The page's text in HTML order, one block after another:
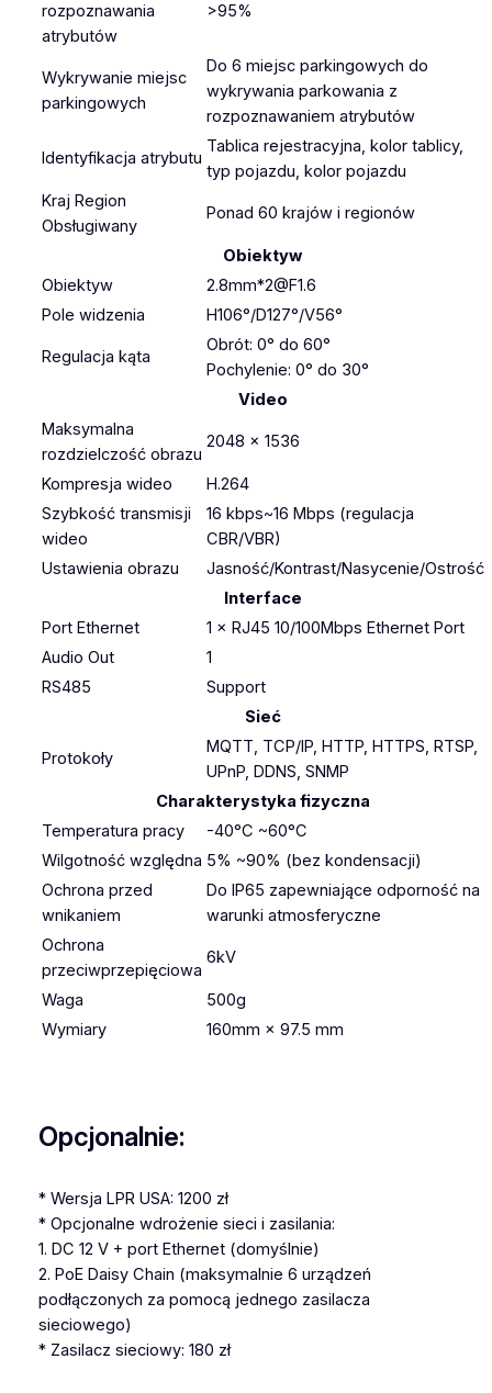
rozpoznawania
atrybutów
>95%
Wykrywanie miejsc
parkingowych
Do 6 miejsc parkingowych do
wykrywania parkowania z
rozpoznawaniem atrybutów
Identyfikacja atrybutu
Tablica rejestracyjna, kolor tablicy,
typ pojazdu, kolor pojazdu
Kraj Region
Obsługiwany
Ponad 60 krajów i regionów
Obiektyw
Obiektyw
2.8mm*2@F1.6
Pole widzenia
H106°/D127°/V56°
Regulacja kąta
Obrót: 0° do 60°
Pochylenie: 0° do 30°
Video
Maksymalna
rozdzielczość obrazu
2048 × 1536
Kompresja wideo
H.264
Szybkość transmisji
wideo
16 kbps~16 Mbps (regulacja
CBR/VBR)
Ustawienia obrazu
Jasność/Kontrast/Nasycenie/Ostrość
Interface
Port Ethernet
1 × RJ45 10/100Mbps Ethernet Port
Audio Out
1
RS485
Support
Sieć
Protokoły
MQTT, TCP/IP, HTTP, HTTPS, RTSP,
UPnP, DDNS, SNMP
Charakterystyka fizyczna
Temperatura pracy
-40°C ~60°C
Wilgotność względna 5% ~90% (bez kondensacji)
Ochrona przed
wnikaniem
Do IP65 zapewniające odporność na
warunki atmosferyczne
Ochrona
przeciwprzepięciowa
6kV
Waga
500g
Wymiary
160mm × 97.5 mm
Opcjonalnie:
* Wersja LPR USA: 1200 zł
* Opcjonalne wdrożenie sieci i zasilania:
1. DC 12 V + port Ethernet (domyślnie)
2. PoE Daisy Chain (maksymalnie 6 urządzeń
podłączonych za pomocą jednego zasilacza
sieciowego)
* Zasilacz sieciowy: 180 zł